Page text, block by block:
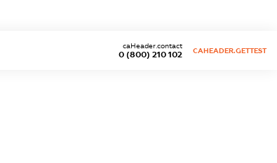
0 (800) 210 102
caHeader.contact
CAHEADER.GETTEST